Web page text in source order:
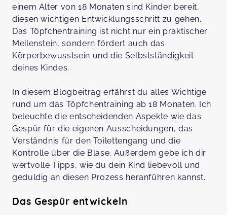
einem Alter von 18 Monaten sind Kinder bereit,
diesen wichtigen Entwicklungsschritt zu gehen.
Das Töpfchentraining ist nicht nur ein praktischer
Meilenstein, sondern fördert auch das
Körperbewusstsein und die Selbstständigkeit
deines Kindes.
In diesem Blogbeitrag erfährst du alles Wichtige
rund um das Töpfchentraining ab 18 Monaten. Ich
beleuchte die entscheidenden Aspekte wie das
Gespür für die eigenen Ausscheidungen, das
Verständnis für den Toilettengang und die
Kontrolle über die Blase. Außerdem gebe ich dir
wertvolle Tipps, wie du dein Kind liebevoll und
geduldig an diesen Prozess heranführen kannst.
Das Gespür entwickeln